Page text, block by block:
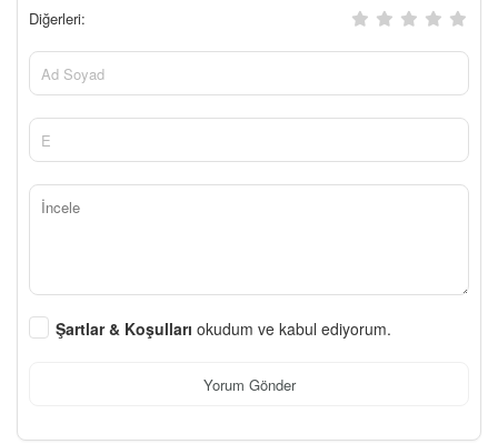
Diğerleri:
Şartlar & Koşulları okudum ve kabul ediyorum.
Yorum Gönder